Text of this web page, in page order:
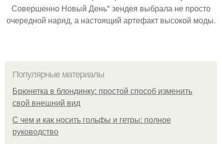
Совершенно Новый День" зендея выбрала не просто
очередной наряд, а настоящий артефакт высокой моды.
Популярные материалы
Брюнетка в блондинку: простой способ изменить
свой внешний вид
С чем и как носить гольфы и гетры: полное
руководство